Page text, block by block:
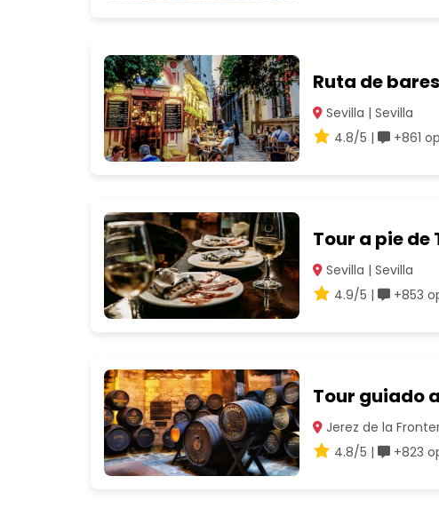
Ruta de
Sevilla | Sevilla
4.8/5 |
+861
Tour a pie de
Sevilla | Sevilla
4.9/5 |
+853
Tour guiado
Jerez de la
4.8/5 |
+823